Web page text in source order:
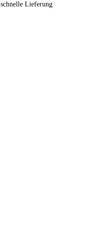
schnelle Lieferung